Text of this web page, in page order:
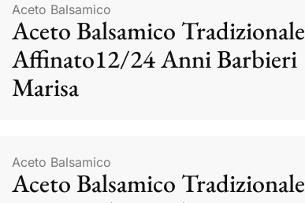
Aceto Balsamico
Aceto Balsamico Tradizionale
Affinato12/24 Anni Barbieri
Marisa
Aceto Balsamico
Aceto Balsamico Tradizionale